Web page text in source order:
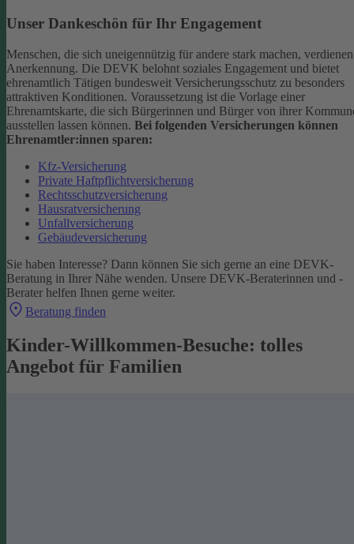
Unser Dankeschön für Ihr Engagement
Menschen, die sich uneigennützig für andere stark machen, verdienen
Anerkennung. Die DEVK belohnt soziales Engagement und bietet
ehrenamtlich Tätigen bundesweit Versicherungsschutz zu besonders
attraktiven Konditionen. Voraussetzung ist die Vorlage einer
Ehrenamtskarte, die sich Bürgerinnen und Bürger von ihrer
ausstellen lassen können. Bei folgenden Versicherungen können
Ehrenamtler:innen sparen:
Kfz-Versicherung
Private Haftpflichtversicherung
Rechtsschutzversicherung
Hausratversicherung
Unfallversicherung
Gebäudeversicherung
Sie haben Interesse? Dann können Sie sich gerne an eine DEVK-
Beratung in Ihrer Nähe wenden. Unsere DEVK-Beraterinnen und -
Berater helfen Ihnen gerne weiter.
Beratung finden
Kinder-Willkommen-Besuche: tolles
Angebot für Familien